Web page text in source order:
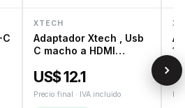
C
XTECH
Adaptador Xtech , Usb
C macho a HDMI
US$ 12.1
Precio final · IVA incluido
1,